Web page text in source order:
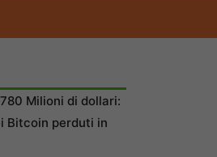
780 Milioni di dollari:
Bitcoin perduti in